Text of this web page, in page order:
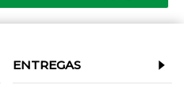
ENTREGAS